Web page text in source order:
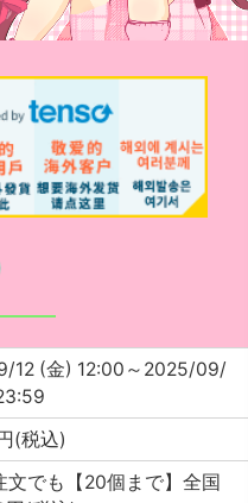
12 (金) 12:00～2025/09/
(税込)
文でも【20個まで】全国